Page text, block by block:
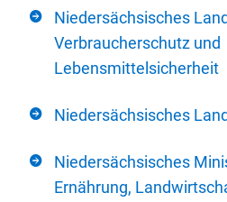
Niedersächsisches
Verbraucherschutz und
Lebensmittelsicherheit
Niedersächsisches
Niedersächsisches
Ernährung,